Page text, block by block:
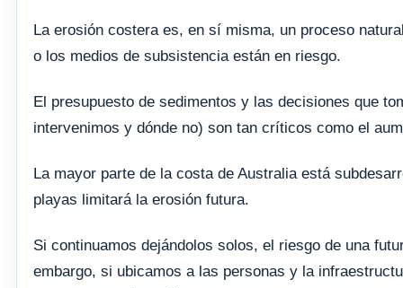
La erosión costera es, en sí misma, un proceso
o los medios de subsistencia están en riesgo.
El presupuesto de sedimentos y las decisiones que
intervenimos y dónde no) son tan críticos como el
La mayor parte de la costa de Australia está
playas limitará la erosión futura.
Si continuamos dejándolos solos, el riesgo de una
embargo, si ubicamos a las personas y la